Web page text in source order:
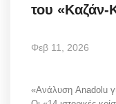
του «Καζάν-
Φεβ 11, 2026
«Ανάλυση Anadolu